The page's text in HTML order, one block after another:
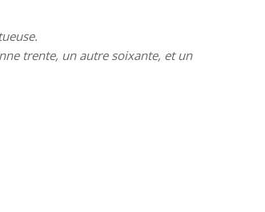
trente, un autre soixante, et un